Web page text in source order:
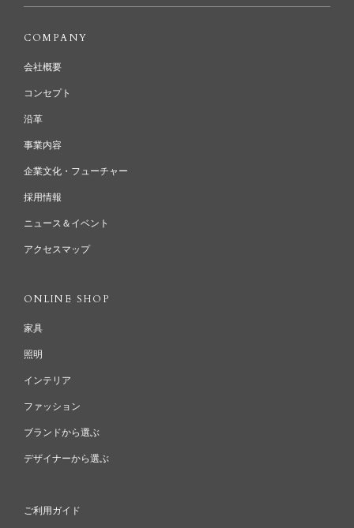
COMPANY
会社概要
コンセプト
沿革
事業内容
企業文化・フューチャー
採用情報
ニュース＆イベント
アクセスマップ
ONLINE SHOP
家具
照明
インテリア
ファッション
ブランドから選ぶ
デザイナーから選ぶ
ご利用ガイド